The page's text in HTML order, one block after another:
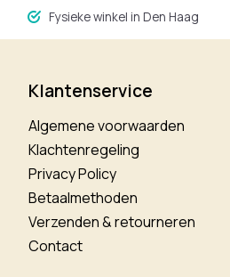
Fysieke winkel in Den Haag
Klantenservice
Algemene voorwaarden
Klachtenregeling
Privacy Policy
Betaalmethoden
Verzenden & retourneren
Contact